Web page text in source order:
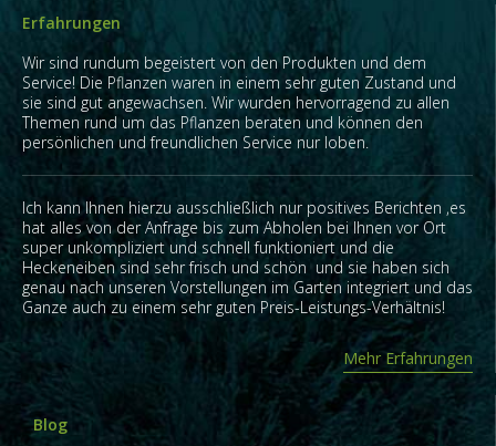
Erfahrungen
Wir sind rundum begeistert von den Produkten und dem
Service! Die Pflanzen waren in einem sehr guten Zustand und
sie sind gut angewachsen. Wir wurden hervorragend zu allen
Themen rund um das Pflanzen beraten und können den
persönlichen und freundlichen Service nur loben.
Ich kann Ihnen hierzu ausschließlich nur positives Berichten ,es
hat alles von der Anfrage bis zum Abholen bei Ihnen vor Ort
super unkompliziert und schnell funktioniert und die
Heckeneiben sind sehr frisch und schön und sie haben sich
genau nach unseren Vorstellungen im Garten integriert und das
Ganze auch zu einem sehr guten Preis-Leistungs-Verhältnis!
Mehr Erfahrungen
Blog